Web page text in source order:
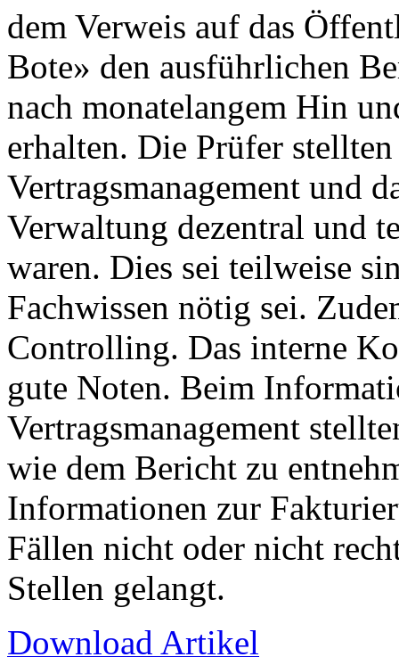
dem Verweis auf das
Bote» den ausführlichen
nach monatelangem Hin
erhalten. Die Prüfer stellten
Vertragsmanagement und
Verwaltung dezentral und
waren. Dies sei teilweise
Fachwissen nötig sei.
Controlling. Das interne
gute Noten. Beim
Vertragsmanagement
wie dem Bericht zu
Informationen zur
Fällen nicht oder nicht
Stellen gelangt.
Download Artikel